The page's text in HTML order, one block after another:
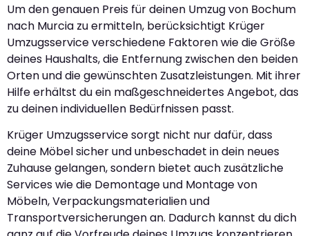
Um den genauen Preis für deinen Umzug von Bochum
nach Murcia zu ermitteln, berücksichtigt Krüger
Umzugsservice verschiedene Faktoren wie die Größe
deines Haushalts, die Entfernung zwischen den beiden
Orten und die gewünschten Zusatzleistungen. Mit ihrer
Hilfe erhältst du ein maßgeschneidertes Angebot, das
zu deinen individuellen Bedürfnissen passt.
Krüger Umzugsservice sorgt nicht nur dafür, dass
deine Möbel sicher und unbeschadet in dein neues
Zuhause gelangen, sondern bietet auch zusätzliche
Services wie die Demontage und Montage von
Möbeln, Verpackungsmaterialien und
Transportversicherungen an. Dadurch kannst du dich